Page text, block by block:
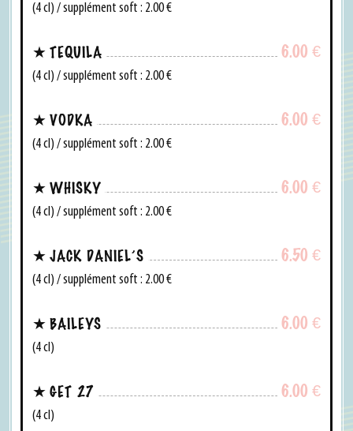
(4 cl) / supplément soft : 2.00 €
6.00 €
TEQUILA
(4 cl) / supplément soft : 2.00 €
6.00 €
VODKA
(4 cl) / supplément soft : 2.00 €
6.00 €
WHISKY
(4 cl) / supplément soft : 2.00 €
6.50 €
JACK DANIEL’S
(4 cl) / supplément soft : 2.00 €
6.00 €
BAILEYS
(4 cl)
6.00 €
GET 27
(4 cl)